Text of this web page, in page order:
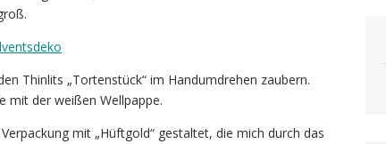
Thinlits „Tortenstück“ im Handumdrehen zaubern.
mit der weißen Wellpappe.
mit „Hüftgold“ gestaltet, die mich durch das